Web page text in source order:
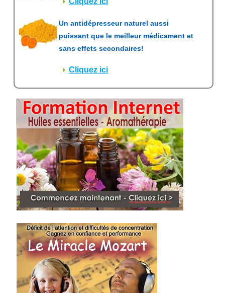
Un antidépresseur naturel aussi
puissant que le meilleur médicament et
sans effets secondaires!
Cliquez ici